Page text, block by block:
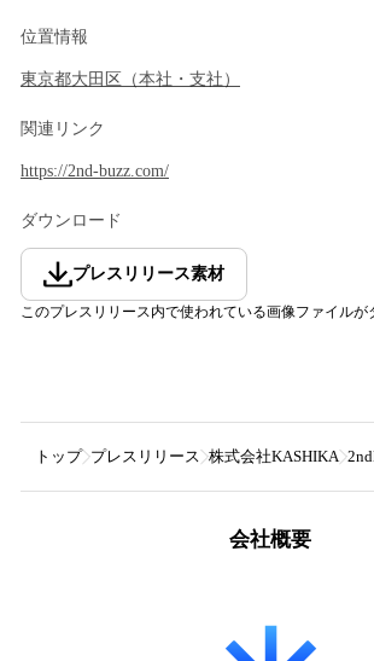
位置情報
東京都大田区 （本社・支社 ）
関連リンク
https://2nd-buzz.com/
ダウンロード
プレスリリース素材
このプレスリリース内で使われている画像ファイル
トップ プレスリリース 株式会社KASHIKA
会社概要